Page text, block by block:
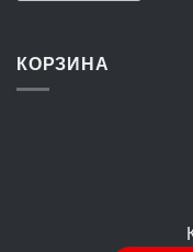
КОРЗИНА